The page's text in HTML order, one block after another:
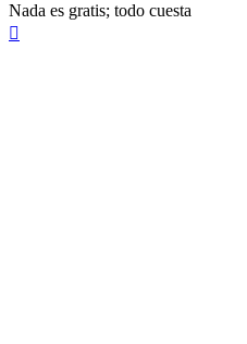
Nada es gratis; todo cuesta